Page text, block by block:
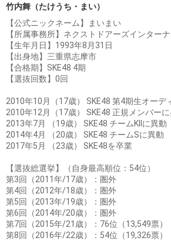
竹内舞（たけうち・まい）
【公式ニックネーム】まいまい
【所属事務所】ネクストドアーズインター
【生年月日】1993年8月31日
【出身地】三重県志摩市
【合格期】SKE48 4期
【選抜回数】0回
2010年10月（17歳） SKE48 第4期生オーデ
2010年12月（17歳） SKE48 正規メンバー
2013年7月 （19歳） SKE48 チームKIIに異動
2014年4月 （20歳） SKE48 チームSに異動
2017年5月 （23歳） SKE48を卒業
【選抜総選挙】（自身最高順位：54位）
第3回（2011年/17歳）：圏外
第4回（2012年/18歳）：圏外
第5回（2013年/19歳）：圏外
第6回（2014年/20歳）：圏外
第7回（2015年/21歳）：76位（13,549票）
第8回（2016年/22歳）：54位（19,326票）